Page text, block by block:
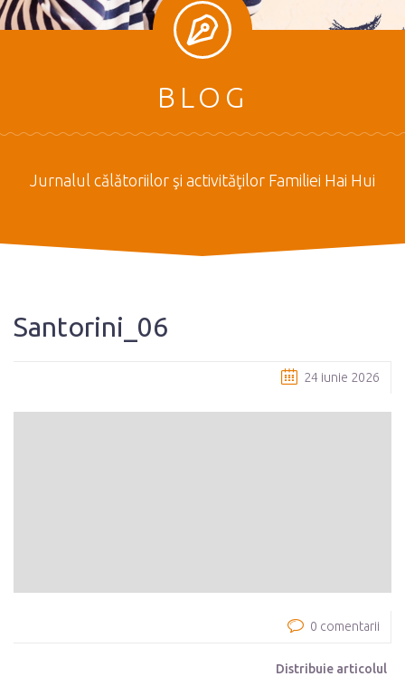
BLOG
Jurnalul călătoriilor şi activităţilor Familiei Hai Hui
Santorini_06
24 iunie 2026
0 comentarii
Distribuie articolul